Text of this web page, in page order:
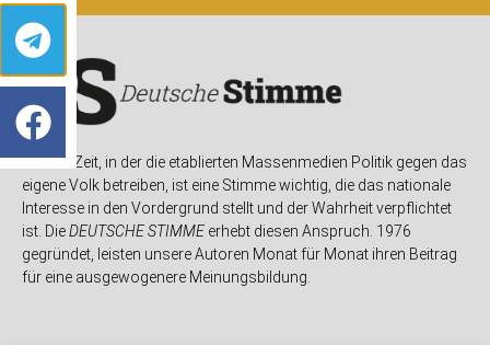
In einer Zeit, in der die etablierten Massenmedien Politik gegen das
eigene Volk betreiben, ist eine Stimme wichtig, die das nationale
Interesse in den Vordergrund stellt und der Wahrheit verpflichtet
ist. DieDEUTSCHE STIMMEerhebt diesen Anspruch. 1976
gegründet, leisten unsere Autoren Monat für Monat ihren Beitrag
für eine ausgewogenere Meinungsbildung.